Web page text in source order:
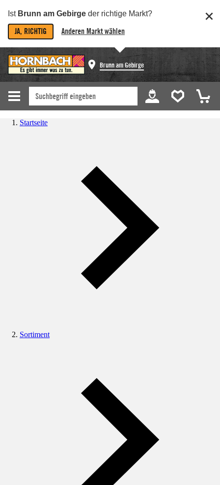
Ist Brunn am Gebirge der richtige Markt?
JA, RICHTIG Anderen Markt wählen
Brunn am Gebirge
Startseite
Sortiment